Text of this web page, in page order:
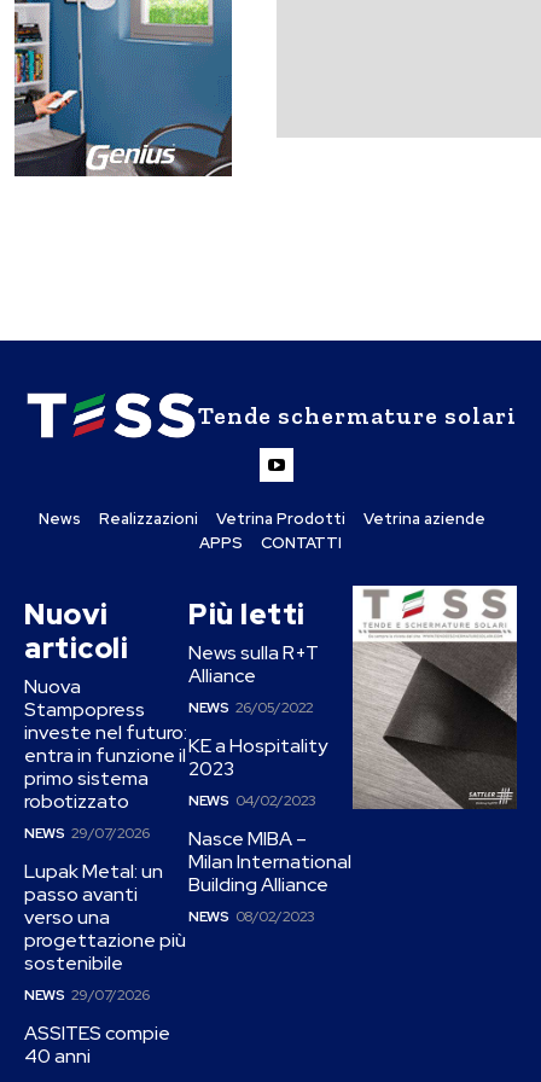
Tende schermature solari
News Realizzazioni Vetrina Prodotti
Vetrina aziende
APPS
CONTATTI
Nuovi
articoli
Nuova
Stampopress
investe nel futuro:
entra in funzione il
primo sistema
robotizzato
NEWS 29/07/2026
Lupak Metal: un
passo avanti
verso una
progettazione più
sostenibile
NEWS 29/07/2026
ASSITES compie
40 anni
Più letti
News sulla R+T
Alliance
NEWS 26/05/2022
KE a Hospitality
2023
NEWS 04/02/2023
Nasce MIBA –
Milan International
Building Alliance
NEWS 08/02/2023